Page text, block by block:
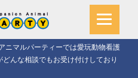
ニマルパーティーでは愛玩動物看護
んな相談でもお受け付けしており